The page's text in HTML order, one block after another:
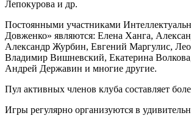
Лепокурова и др.
Постоянными участниками
Довженко» являются: Елена Ханга,
Александр Журбин, Евгений Маргулис,
Владимир Вишневский, Екатерина
Андрей Державин и многие другие.
Пул активных членов клуба составляет
Игры регулярно организуются в